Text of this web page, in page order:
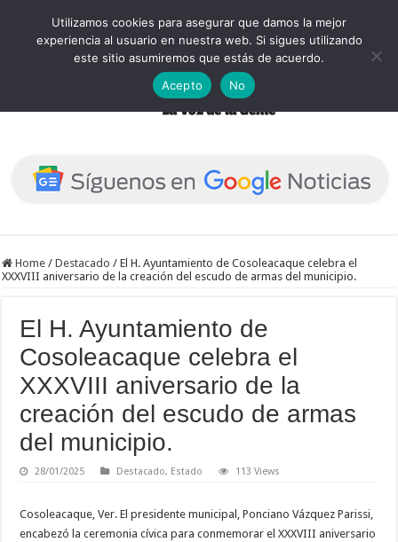
Home / Destacado / El H. Ayuntamiento de Cosoleacaque celebra el
XXXVIII aniversario de la creación del escudo de armas del municipio.
El H. Ayuntamiento de
Cosoleacaque celebra el
XXXVIII aniversario de la
creación del escudo de armas
del municipio.
28/01/2025 Destacado, Estado 113 Views
Cosoleacaque, Ver. El presidente municipal, Ponciano Vázquez Parissi,
encabezó la ceremonia cívica para conmemorar el XXXVIII aniversario
Utilizamos cookies para asegurar que damos la mejor
experiencia al usuario en nuestra web. Si sigues utilizando
este sitio asumiremos que estás de acuerdo.
Acepto
No